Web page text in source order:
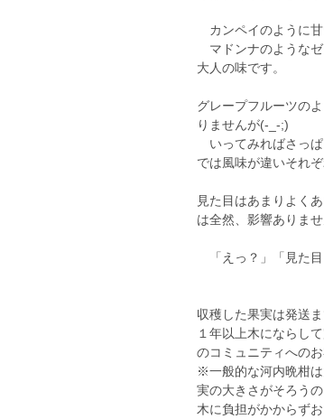
カンペイのように甘
マドンナのようなゼ
大人の味です。
グレープフルーツの
りませんが(-_-;)
いってみればさっぱ
では風味が違いそれ
見た目はあまりよく
は全然、影響ありま
「えっ？」「見た目
収穫した果実は発送
１年以上木にならし
のコミュニティへの
※一般的な河内晩柑
実の大きさがそろう
木に負担がかからず